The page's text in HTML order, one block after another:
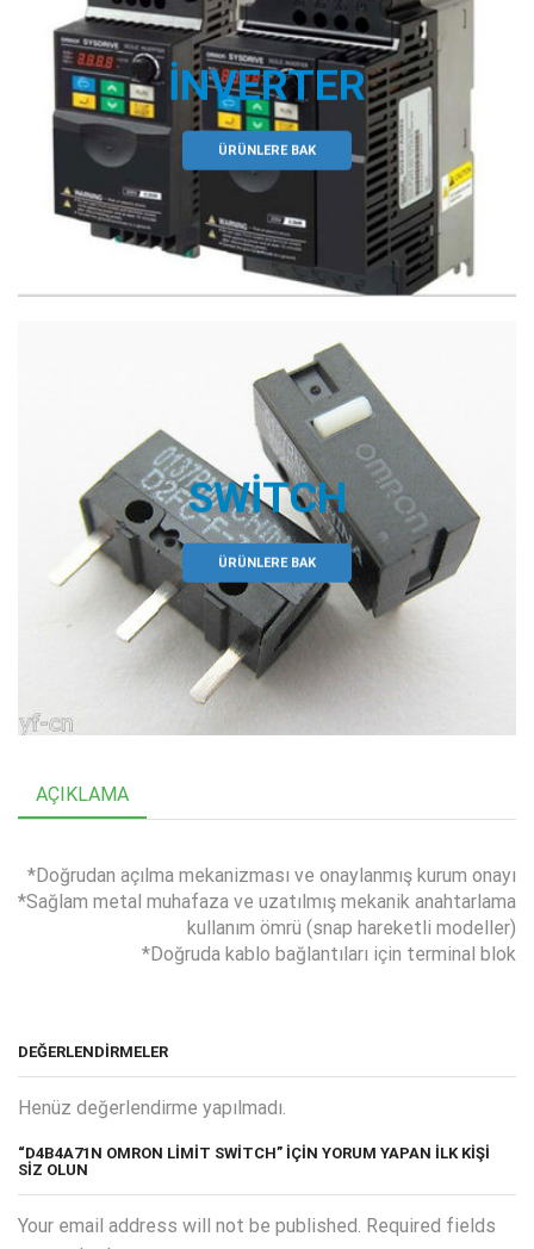
İNVERTER
ÜRÜNLERE BAK
SWITCH
ÜRÜNLERE BAK
AÇIKLAMA
*Doğrudan açılma mekanizması ve onaylanmış kurum onayı
*Sağlam metal muhafaza ve uzatılmış mekanik anahtarlama
kullanım ömrü (snap hareketli modeller)
*Doğruda kablo bağlantıları için terminal blok
DEĞERLENDIRMELER
Henüz değerlendirme yapılmadı.
“D4B4A71N OMRON LİMİT SWİTCH” IÇIN YORUM YAPAN ILK KIŞI
SIZ OLUN
Your email address will not be published. Required fields